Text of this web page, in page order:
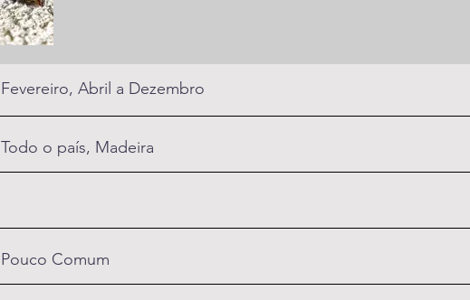
Fevereiro, Abril a Dezembro
Todo o país, Madeira
Pouco Comum